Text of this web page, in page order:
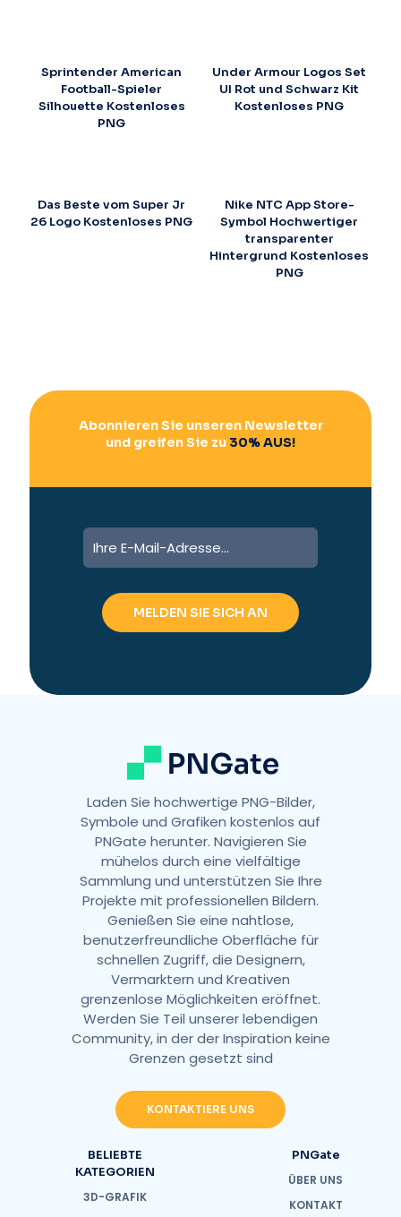
Sprintender American
Football-Spieler
Silhouette Kostenloses
PNG
Under Armour Logos Set
UI Rot und Schwarz Kit
Kostenloses PNG
Das Beste vom Super Jr
26 Logo Kostenloses PNG
Nike NTC App Store-
Symbol Hochwertiger
transparenter
Hintergrund Kostenloses
PNG
Abonnieren Sie unseren Newsletter
und greifen Sie zu 30% AUS!
Laden Sie hochwertige PNG-Bilder,
Symbole und Grafiken kostenlos auf
PNGate herunter. Navigieren Sie
mühelos durch eine vielfältige
Sammlung und unterstützen Sie Ihre
Projekte mit professionellen Bildern.
Genießen Sie eine nahtlose,
benutzerfreundliche Oberfläche für
schnellen Zugriff, die Designern,
Vermarktern und Kreativen
grenzenlose Möglichkeiten eröffnet.
Werden Sie Teil unserer lebendigen
Community, in der der Inspiration keine
Grenzen gesetzt sind
KONTAKTIERE UNS
BELIEBTE
KATEGORIEN
3D-GRAFIK
PNGate
ÜBER UNS
KONTAKT